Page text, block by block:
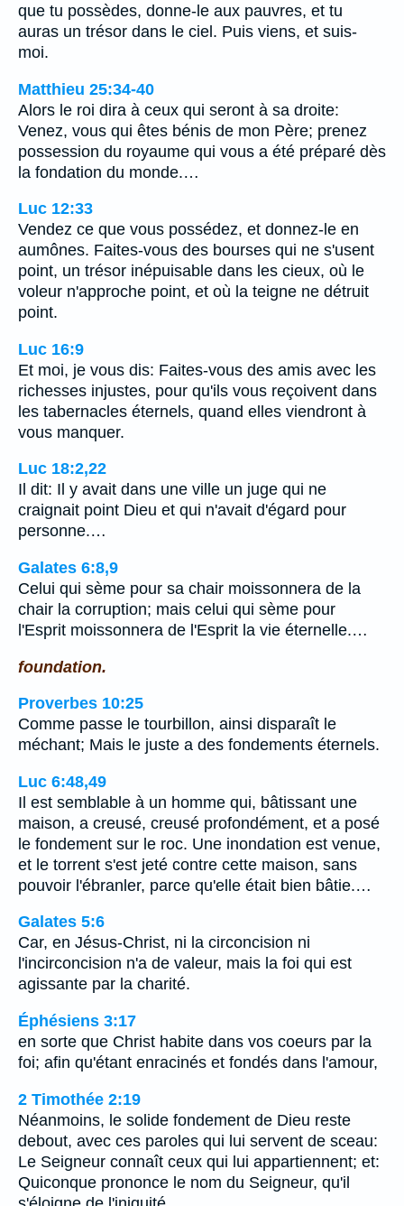
que tu possèdes, donne-le aux pauvres, et tu
auras un trésor dans le ciel. Puis viens, et suis-
moi.
Matthieu 25:34-40
Alors le roi dira à ceux qui seront à sa droite:
Venez, vous qui êtes bénis de mon Père; prenez
possession du royaume qui vous a été préparé dès
la fondation du monde.…
Luc 12:33
Vendez ce que vous possédez, et donnez-le en
aumônes. Faites-vous des bourses qui ne s'usent
point, un trésor inépuisable dans les cieux, où le
voleur n'approche point, et où la teigne ne détruit
point.
Luc 16:9
Et moi, je vous dis: Faites-vous des amis avec les
richesses injustes, pour qu'ils vous reçoivent dans
les tabernacles éternels, quand elles viendront à
vous manquer.
Luc 18:2,22
Il dit: Il y avait dans une ville un juge qui ne
craignait point Dieu et qui n'avait d'égard pour
personne.…
Galates 6:8,9
Celui qui sème pour sa chair moissonnera de la
chair la corruption; mais celui qui sème pour
l'Esprit moissonnera de l'Esprit la vie éternelle.…
foundation.
Proverbes 10:25
Comme passe le tourbillon, ainsi disparaît le
méchant; Mais le juste a des fondements éternels.
Luc 6:48,49
Il est semblable à un homme qui, bâtissant une
maison, a creusé, creusé profondément, et a posé
le fondement sur le roc. Une inondation est venue,
et le torrent s'est jeté contre cette maison, sans
pouvoir l'ébranler, parce qu'elle était bien bâtie.…
Galates 5:6
Car, en Jésus-Christ, ni la circoncision ni
l'incirconcision n'a de valeur, mais la foi qui est
agissante par la charité.
Éphésiens 3:17
en sorte que Christ habite dans vos coeurs par la
foi; afin qu'étant enracinés et fondés dans l'amour,
2 Timothée 2:19
Néanmoins, le solide fondement de Dieu reste
debout, avec ces paroles qui lui servent de sceau:
Le Seigneur connaît ceux qui lui appartiennent; et:
Quiconque prononce le nom du Seigneur, qu'il